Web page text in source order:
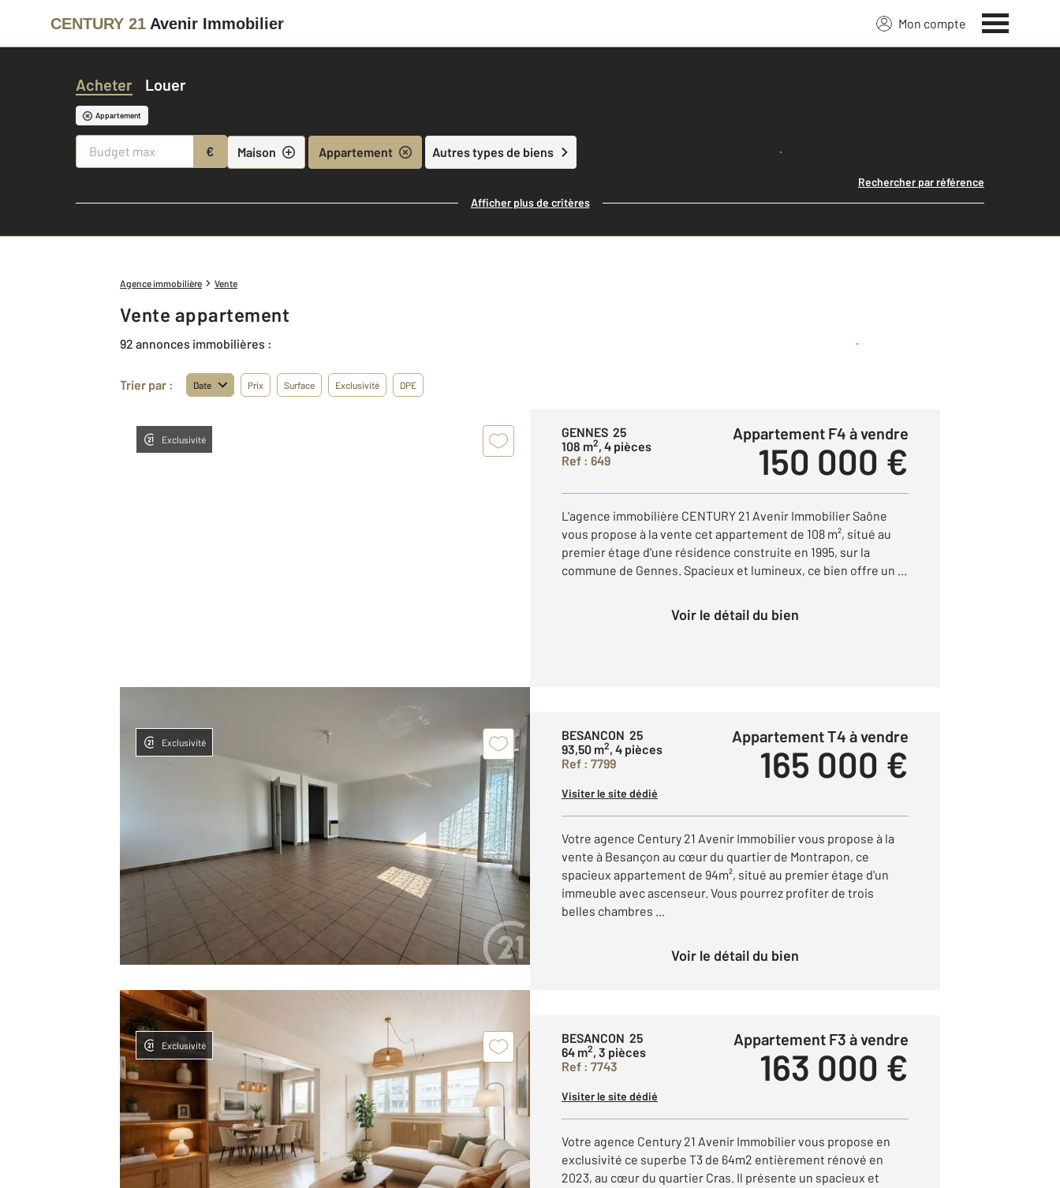
CENTURY 21 Avenir Immobilier Mon compte
Acheter Louer
Appartement
€ Maison Appartement Autres types de biens Lancer ma recherche
Rechercher par référence
Afficher plus de critères
Agence immobilière Vente
Vente appartement
92 annonces immobilières : Créer une alerte
Trier par : Date Prix Surface Exclusivité DPE
Exclusivité
GENNES 25
108 m2, 4 pièces
Ref : 649
Appartement F4 à vendre
150 000 €
L'agence immobilière CENTURY 21 Avenir Immobilier Saône
vous propose à la vente cet appartement de 108 m², situé au
premier étage d'une résidence construite en 1995, sur la
commune de Gennes. Spacieux et lumineux, ce bien offre un ...
Voir le détail du bien
Exclusivité
BESANCON 25
93,50 m2, 4 pièces
Ref : 7799
Appartement T4 à vendre
165 000 €
Visiter le site dédié
Votre agence Century 21 Avenir Immobilier vous propose à la
vente à Besançon au cœur du quartier de Montrapon, ce
spacieux appartement de 94m², situé au premier étage d'un
immeuble avec ascenseur. Vous pourrez profiter de trois
belles chambres ...
Voir le détail du bien
Exclusivité
BESANCON 25
64 m2, 3 pièces
Ref : 7743
Appartement F3 à vendre
163 000 €
Visiter le site dédié
Votre agence Century 21 Avenir Immobilier vous propose en
exclusivité ce superbe T3 de 64m2 entièrement rénové en
2023, au cœur du quartier Cras. Il présente un spacieux et